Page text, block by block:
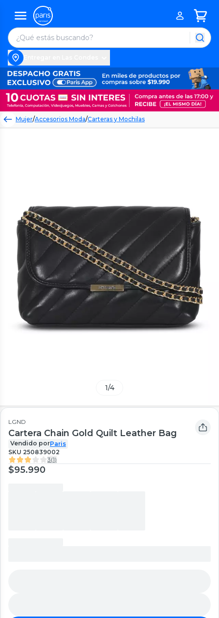
Mujer/Accesorios Moda/Carteras y Mochilas
1/4
LGND
Cartera Chain Gold Quilt Leather Bag
Vendido porParis
SKU 250839002
3(1)
$95.990